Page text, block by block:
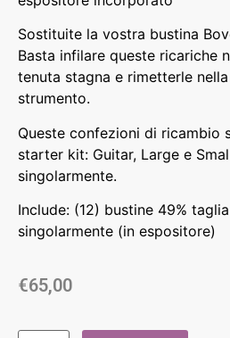
Sostituite la vostra bustina
Basta infilare queste ricariche
tenuta stagna e rimetterle
strumento.
Queste confezioni di ricambio
starter kit: Guitar, Large e
singolarmente.
Include: (12) bustine 49%
singolarmente (in espositore)
€65,00